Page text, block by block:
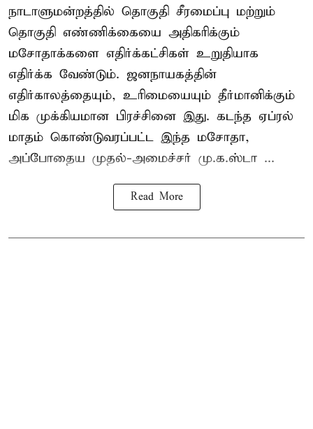
நாடாளுமன்றத்தில் தொகுதி சீரமைப்பு மற்றும்
தொகுதி எண்ணிக்கையை அதிகரிக்கும்
மசோதாக்களை எதிர்க்கட்சிகள் உறுதியாக
எதிர்க்க வேண்டும். ஜனநாயகத்தின்
எதிர்காலத்தையும், உரிமையையும் தீர்மானிக்கும்
மிக முக்கியமான பிரச்சினை இது. கடந்த ஏப்ரல்
மாதம் கொண்டுவரப்பட்ட இந்த மசோதா,
அப்போதைய முதல்-அமைச்சர் மு.க.ஸ்டா ...
Read More